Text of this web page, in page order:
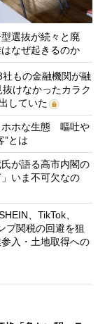
選抜が続々と廃
なぜ起きるのか
社もの金融機関が融
けなかったカラク
していた
ホホな生態 嘔吐や
”とは
が語る高市内閣の
いま不可欠なの
、TikTok、
プ関税の回避を狙
入・土地取得への